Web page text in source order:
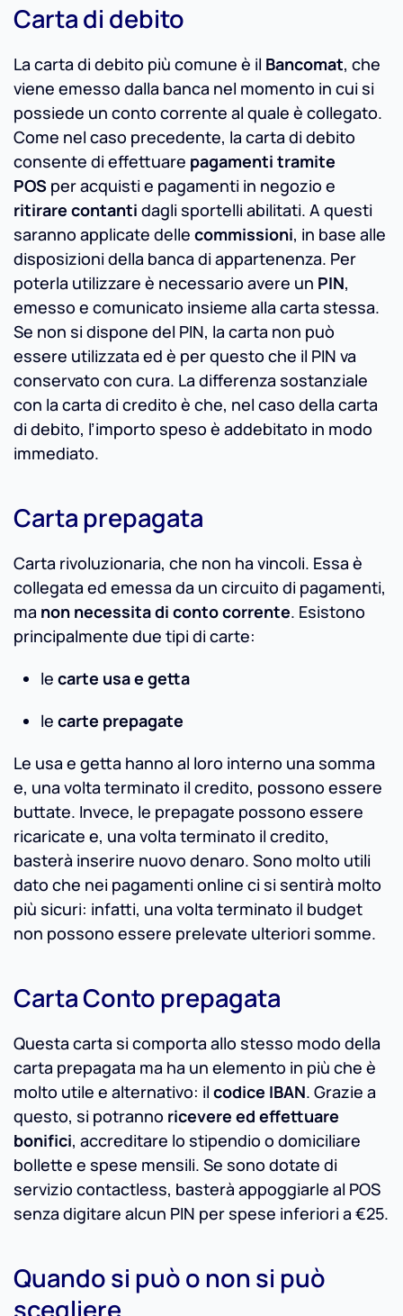
Carta di debito
La carta di debito più comune è il Bancomat, che
viene emesso dalla banca nel momento in cui si
possiede un conto corrente al quale è collegato.
Come nel caso precedente, la carta di debito
consente di effettuare pagamenti tramite
POS per acquisti e pagamenti in negozio e
ritirare contanti dagli sportelli abilitati. A questi
saranno applicate delle commissioni, in base alle
disposizioni della banca di appartenenza. Per
poterla utilizzare è necessario avere un PIN,
emesso e comunicato insieme alla carta stessa.
Se non si dispone del PIN, la carta non può
essere utilizzata ed è per questo che il PIN va
conservato con cura. La differenza sostanziale
con la carta di credito è che, nel caso della carta
di debito, l’importo speso è addebitato in modo
immediato.
Carta prepagata
Carta rivoluzionaria, che non ha vincoli. Essa è
collegata ed emessa da un circuito di pagamenti,
ma non necessita di conto corrente. Esistono
principalmente due tipi di carte:
le carte usa e getta
le carte prepagate
Le usa e getta hanno al loro interno una somma
e, una volta terminato il credito, possono essere
buttate. Invece, le prepagate possono essere
ricaricate e, una volta terminato il credito,
basterà inserire nuovo denaro. Sono molto utili
dato che nei pagamenti online ci si sentirà molto
più sicuri: infatti, una volta terminato il budget
non possono essere prelevate ulteriori somme.
Carta Conto prepagata
Questa carta si comporta allo stesso modo della
carta prepagata ma ha un elemento in più che è
molto utile e alternativo: il codice IBAN. Grazie a
questo, si potranno ricevere ed effettuare
bonifici, accreditare lo stipendio o domiciliare
bollette e spese mensili. Se sono dotate di
servizio contactless, basterà appoggiarle al POS
senza digitare alcun PIN per spese inferiori a €25.
Quando si può o non si può
scegliere